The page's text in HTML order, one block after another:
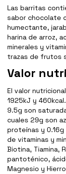
Las barritas
sabor chocolate
humectante,
harina de arroz,
minerales y
trazas de frutos
Valor
El valor
1925kJ y
9.5g son
cuales 29g son
proteínas y 0.16g
de vitaminas y
Biotina, Tiamina,
pantoténico,
Magnesio y